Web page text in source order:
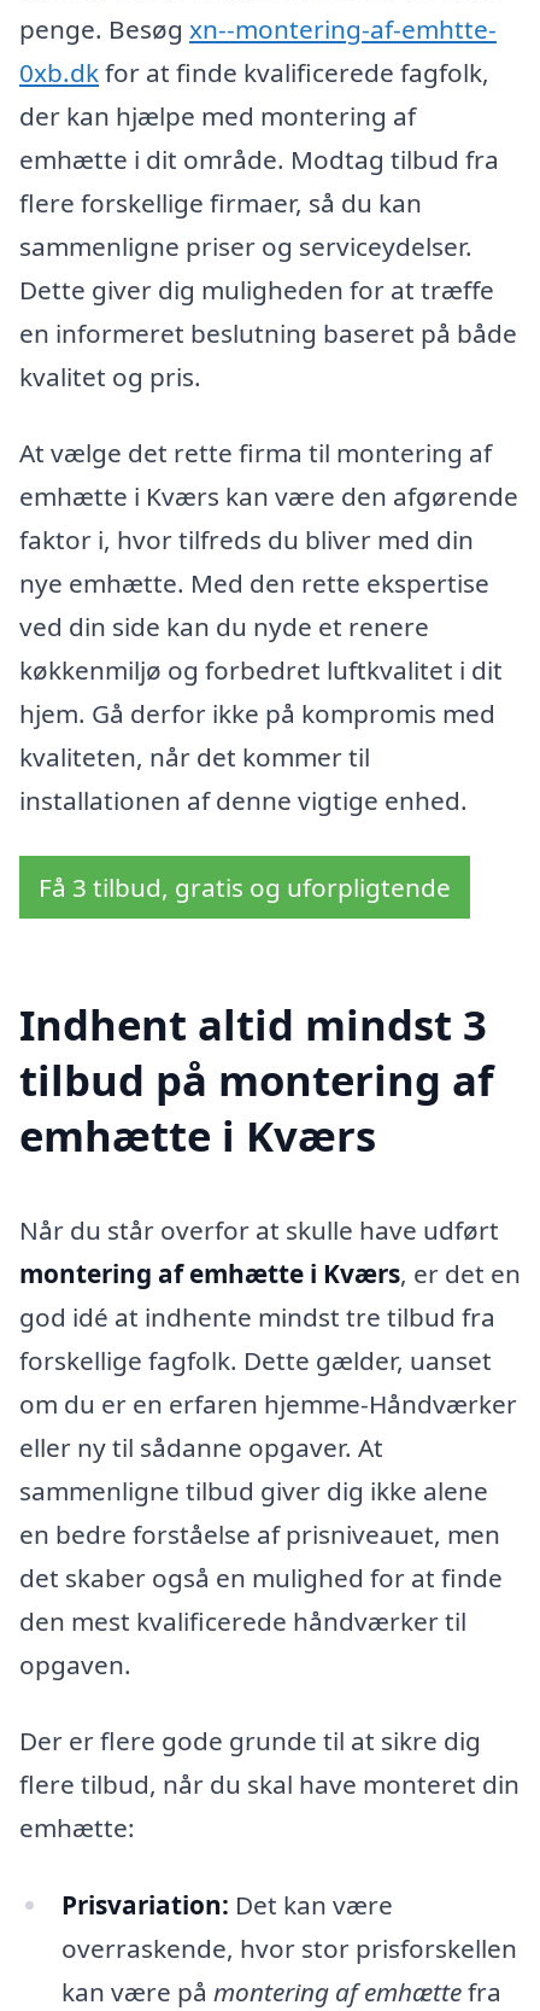
penge. Besøg xn--montering-af-emhtte-
0xb.dkfor at finde kvalificerede fagfolk,
der kan hjælpe med montering af
emhætte i dit område. Modtag tilbud fra
flere forskellige firmaer, så du kan
sammenligne priser og serviceydelser.
Dette giver dig muligheden for at træffe
en informeret beslutning baseret på både
kvalitet og pris.
At vælge det rette firma til montering af
emhætte i Kværs kan være den afgørende
faktor i, hvor tilfreds du bliver med din
nye emhætte. Med den rette ekspertise
ved din side kan du nyde et renere
køkkenmiljø og forbedret luftkvalitet i dit
hjem. Gå derfor ikke på kompromis med
kvaliteten, når det kommer til
installationen af denne vigtige enhed.
Få 3 tilbud, gratis og uforpligtende
Indhent altid mindst 3
tilbud på montering af
emhætte i Kværs
Når du står overfor at skulle have udført
montering af emhætte i Kværs, er det en
god idé at indhente mindst tre tilbud fra
forskellige fagfolk. Dette gælder, uanset
om du er en erfaren hjemme-Håndværker
eller ny til sådanne opgaver. At
sammenligne tilbud giver dig ikke alene
en bedre forståelse af prisniveauet, men
det skaber også en mulighed for at finde
den mest kvalificerede håndværker til
opgaven.
Der er flere gode grunde til at sikre dig
flere tilbud, når du skal have monteret din
emhætte:
Prisvariation: Det kan være
overraskende, hvor stor prisforskellen
kan være på montering af emhættefra